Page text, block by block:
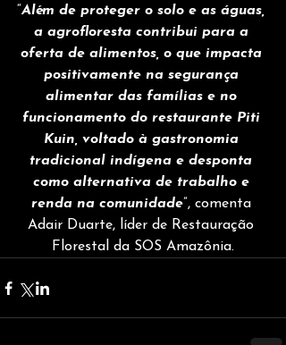
“Além de proteger o solo e as águas,
a agrofloresta contribui para a
oferta de alimentos, o que impacta
positivamente na segurança
alimentar das famílias e no
funcionamento do restaurante Piti
Kuin, voltado à gastronomia
tradicional indígena e desponta
como alternativa de trabalho e
renda na comunidade”, comenta
Adair Duarte, líder de Restauração
Florestal da SOS Amazônia.